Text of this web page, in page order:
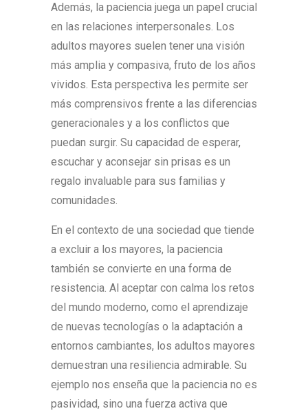
Además, la paciencia juega un papel crucial
en las relaciones interpersonales. Los
adultos mayores suelen tener una visión
más amplia y compasiva, fruto de los años
vividos. Esta perspectiva les permite ser
más comprensivos frente a las diferencias
generacionales y a los conflictos que
puedan surgir. Su capacidad de esperar,
escuchar y aconsejar sin prisas es un
regalo invaluable para sus familias y
comunidades.
En el contexto de una sociedad que tiende
a excluir a los mayores, la paciencia
también se convierte en una forma de
resistencia. Al aceptar con calma los retos
del mundo moderno, como el aprendizaje
de nuevas tecnologías o la adaptación a
entornos cambiantes, los adultos mayores
demuestran una resiliencia admirable. Su
ejemplo nos enseña que la paciencia no es
pasividad, sino una fuerza activa que